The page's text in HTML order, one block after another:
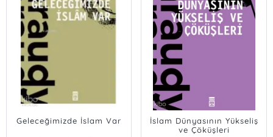
Geleceğimizde İslam Var
İslam Dünyasının Yükseliş
ve Çöküşleri